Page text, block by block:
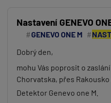
Nastavení GENEVO
GENEVO ONE M
Dobrý den,
mohu Vás poprosit o
Chorvatska, přes Rakousko
Detektor Genevo one M.